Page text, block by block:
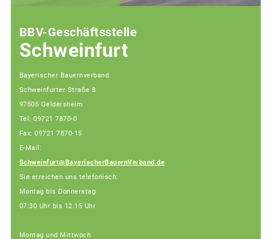
BBV-Geschäftsstelle
Schweinfurt
Bayerischer Bauernverband
Schweinfurter Straße 8
97505 Geldersheim
Tel: 09721 7870-0
Fax: 09721 7870-15
E-Mail:
Schweinfurt@BayerischerBauernVerband.de
Sie erreichen uns telefonisch:
Montag bis Donnerstag
07:30 Uhr bis 12:15 Uhr
Montag und Mittwoch